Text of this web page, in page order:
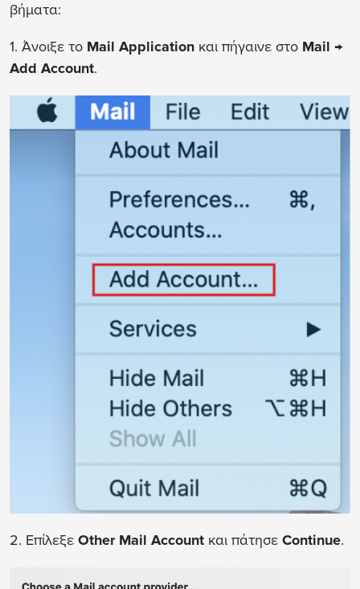
βήματα:
1. Άνοιξε το Mail Application και πήγαινε στο Mail →
Add Account.
2. Επίλεξε Other Mail Account και πάτησε Continue.